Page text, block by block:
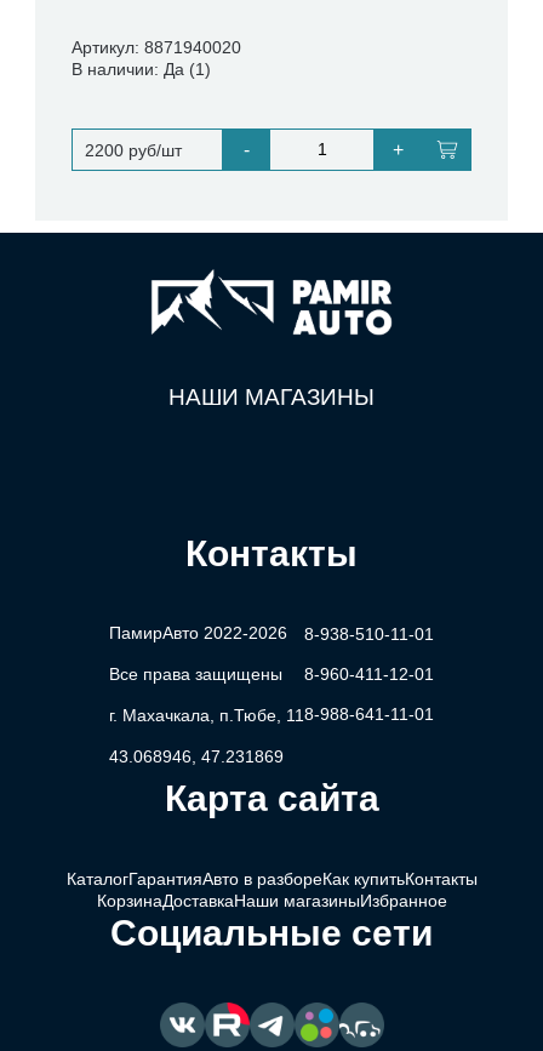
Артикул: 8871940020
В наличии: Да (1)
2200 руб/шт - +
НАШИ МАГАЗИНЫ
Контакты
ПамирАвто 2022-2026
Все права защищены
г. Махачкала, п.Тюбе, 11
43.068946, 47.231869
8-938-510-11-01
8-960-411-12-01
8-988-641-11-01
Карта сайта
КаталогГарантияАвто в разбореКак купитьКонтакты
КорзинаДоставкаНаши магазиныИзбранное
Социальные сети